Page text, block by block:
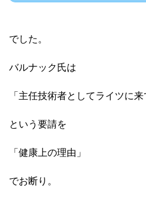
でした。
バルナック氏は
「主任技術者としてライツに来
という要請を
「健康上の理由」
でお断り。